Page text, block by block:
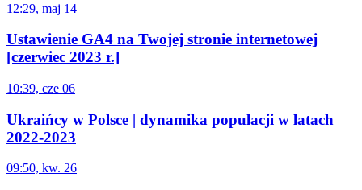
12:29, maj 14
Ustawienie GA4 na Twojej stronie internetowej
[czerwiec 2023 r.]
10:39, cze 06
Ukraińcy w Polsce | dynamika populacji w latach
2022-2023
09:50, kw. 26